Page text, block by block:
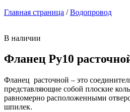
Главная страница /Водопровод
В наличии
Фланец Ру10
Фланец расточной – это
представляющие собой плоские
равномерно расположенными
шпилек.